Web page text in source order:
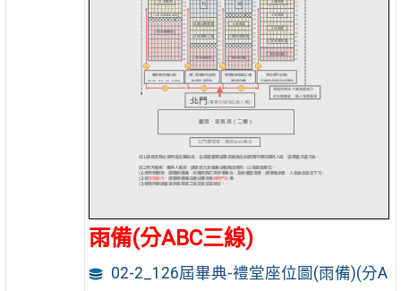
雨備(分ABC三線)
02-2_126屆畢典-禮堂座位圖(雨備)(分A